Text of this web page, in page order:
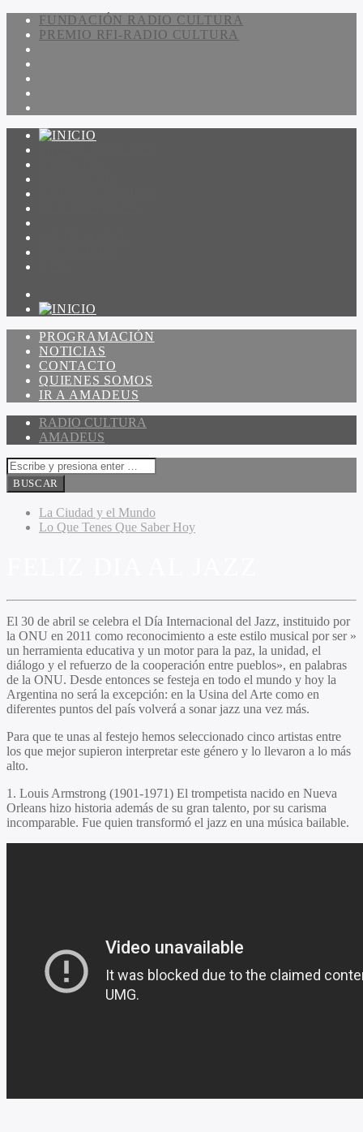
FUNDACIÓN RADIO CULTURA
PREMIO RFI-RADIO CULTURA
PROGRAMACIÓN
NOTICIAS
CONTACTO
QUIENES SOMOS
IR A AMADEUS
RADIO CULTURA
AMADEUS
La Ciudad y el Mundo
Lo Que Tenes Que Saber Hoy
El 30 de abril se celebra el Día Internacional del Jazz, instituido por
la ONU en 2011 como reconocimiento a este estilo musical por ser »
un herramienta educativa y un motor para la paz, la unidad, el
diálogo y el refuerzo de la cooperación entre pueblos», en palabras
de la ONU. Desde entonces se festeja en todo el mundo y hoy la
Argentina no será la excepción: en la Usina del Arte como en
diferentes puntos del país volverá a sonar jazz una vez más.
Para que te unas al festejo hemos seleccionado cinco artistas entre
los que mejor supieron interpretar este género y lo llevaron a lo más
alto.
1. Louis Armstrong (1901-1971) El trompetista nacido en Nueva
Orleans hizo historia además de su gran talento, por su carisma
incomparable. Fue quien transformó el jazz en una música bailable.